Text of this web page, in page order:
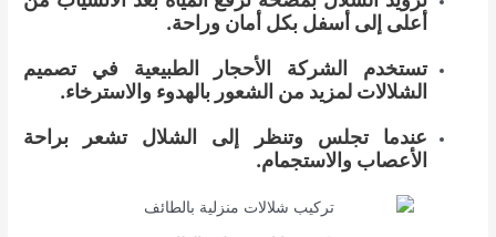
أعلى إلى أسفل بكل أمان وراحة.
تستخدم الشركة الأحجار الطبيعية في تصميم
الشلالات لمزيد من الشعور بالهدوء والاسترخاء.
عندما تجلس وتنظر إلى الشلال تشعر براحة
الأعصاب والاستجمام.